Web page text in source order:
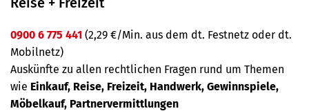
0900 6 775 441 (2,29 €/Min. aus dem dt. Festnetz oder dt.
Mobilnetz)
Auskünfte zu allen rechtlichen Fragen rund um Themen
wie Einkauf, Reise, Freizeit, Handwerk, Gewinnspiele,
Möbelkauf, Partnervermittlungen